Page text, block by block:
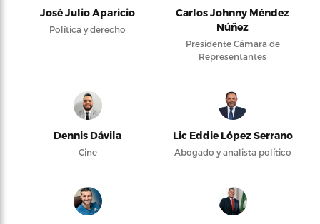
José Julio Aparicio
Política y derecho
Carlos Johnny Méndez
Núñez
Presidente Cámara de
Representantes
Dennis Dávila
Cine
Lic Eddie López Serrano
Abogado y analista político